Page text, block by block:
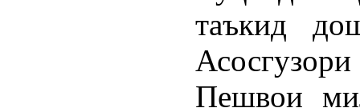
таъкид
Пешвои